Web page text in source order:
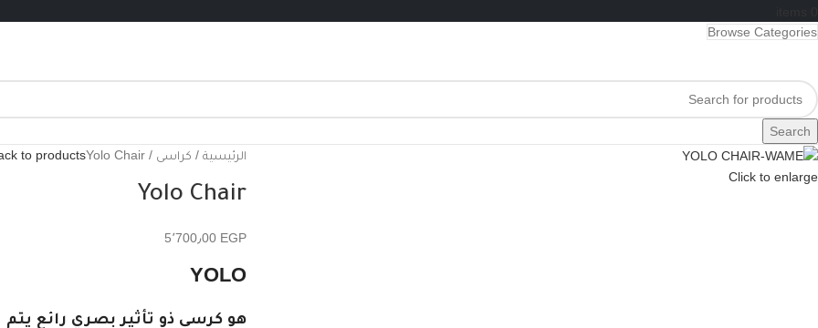
Browse Categories
Search
Click to enlarge
الرئيسية كراسى Yolo Chair
to products
Yolo Chair
5٬700٫00 EGP
YOLO
هو كرسي ذو تأثير بصري رائع يتم